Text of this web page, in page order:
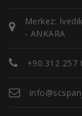
Merkez:
- ANKARA
+90.312 257